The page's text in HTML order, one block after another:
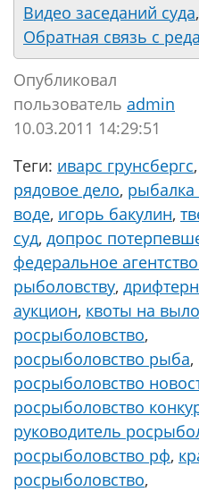
Видео заседаний суда,
Обратная связь с
Опубликовал
пользователь аdmin
10.03.2011 14:29:51
Теги: иварс грунсбергс,
рядовое дело, рыбалка
воде, игорь бакулин,
суд, допрос
федеральное
рыболовству,
аукцион, квоты на
росрыболовство,
росрыболовство рыба,
росрыболовство
росрыболовство
руководитель
росрыболовство рф,
росрыболовство,